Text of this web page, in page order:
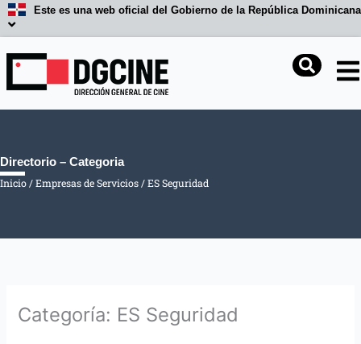
Este es una web oficial del Gobierno de la República Dominicana
Buscar
Directorio – Categoria
Inicio/Empresas de Servicios/ES Seguridad
Categoría: ES Seguridad